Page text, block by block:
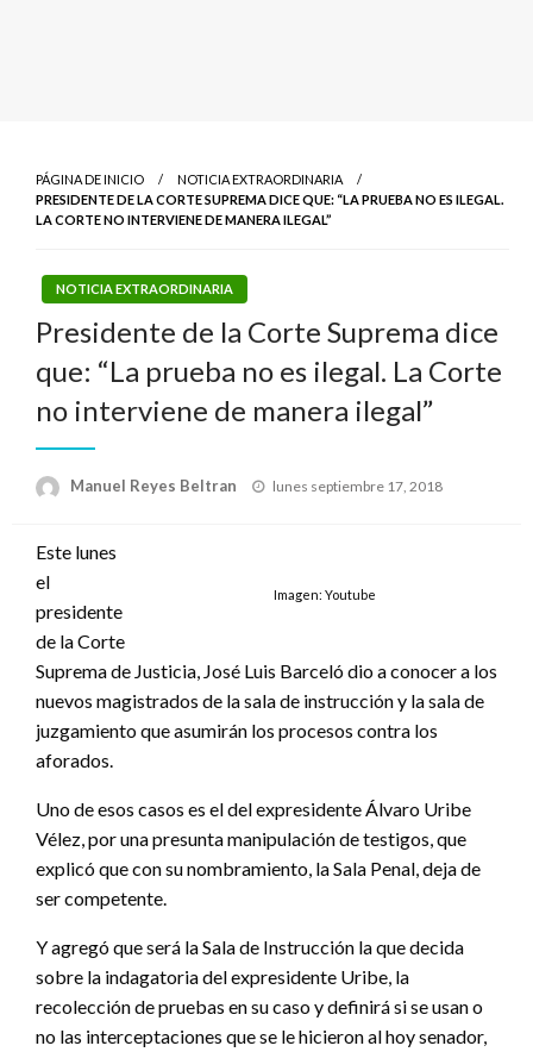
PÁGINA DE INICIO
NOTICIA EXTRAORDINARIA
PRESIDENTE DE LA CORTE SUPREMA DICE QUE: “LA PRUEBA NO ES ILEGAL.
LA CORTE NO INTERVIENE DE MANERA ILEGAL”
NOTICIA EXTRAORDINARIA
Presidente de la Corte Suprema dice
que: “La prueba no es ilegal. La Corte
no interviene de manera ilegal”
Manuel Reyes Beltran
Publicado
lunes septiembre 17, 2018
Imagen: Youtube
Este lunes
el
presidente
de la Corte
Suprema de Justicia, José Luis Barceló dio a conocer a los
nuevos magistrados de la sala de instrucción y la sala de
juzgamiento que asumirán los procesos contra los
aforados.
Uno de esos casos es el del expresidente Álvaro Uribe
Vélez, por una presunta manipulación de testigos, que
explicó que con su nombramiento, la Sala Penal, deja de
ser competente.
Y agregó que será la Sala de Instrucción la que decida
sobre la indagatoria del expresidente Uribe, la
recolección de pruebas en su caso y definirá si se usan o
no las interceptaciones que se le hicieron al hoy senador,